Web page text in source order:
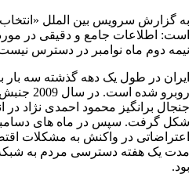
به گزارش سرویس بین الملل
است: اطلاعات جامع و دقیقی در مورد
نیمه دوم ماه نوامبر در دسترس
ایران در طول یک دهه گذشته سه بار
روبرو
جنجال برانگیز محمود احمدی نژاد
اعتراضاتی در واکنش به مشکلات
مدت یک هفته دسترسی مردم به شبکه
بود.